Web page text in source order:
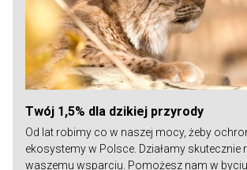
Twój 1,5% dla dzikiej przyrody
Od lat robimy co w naszej mocy, żeby
ekosystemy w Polsce. Działamy skutecznie
waszemu wsparciu. Pomożesz nam w